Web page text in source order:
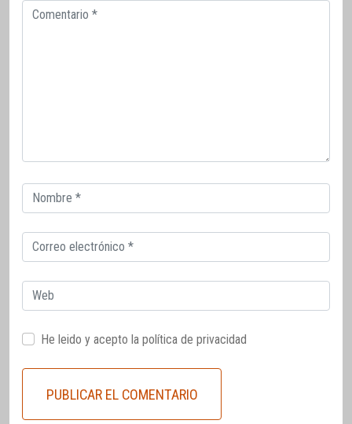
Comentario
Correo
electrónico
Correo
electrónico
Web
He leido y acepto la política de privacidad